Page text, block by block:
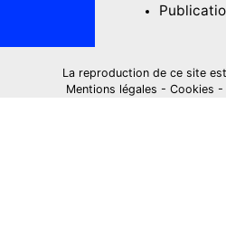
La reproduction de ce site
Mentions légales - Cookies -